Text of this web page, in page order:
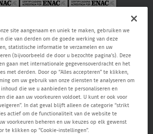
66, 1130 Brussel, RPR Brussel 0459.866.904, email:
080090000, Vergunde
en onderneming voor alarm- en camerasystemen.
Federale Overheidsdienst Binnenlandse Zaken
& Preventie (Waterloolaan 76 1000 Brussel,
site aangenaam en uniek te maken, gebruiken we
die van derden om de goede werking van deze
statistische informatie te verzamelen en uw
(bijvoorbeeld de door u bezochte pagina's). Deze
gaan met internationale gegevensoverdracht en het
met derden. Door op “Alles accepteren” te klikken,
om uw gebruik van onze diensten te analyseren om
die we u aanbieden te personaliseren en
die aan uw voorkeuren voldoet. U kunt er ook voor
In dat geval blijft alleen de categorie “strikt
actief om de functionaliteit van de website te
voorkeuren beheren en uw keuzes op elk gewenst
te klikken op “Cookie-instellingen”.